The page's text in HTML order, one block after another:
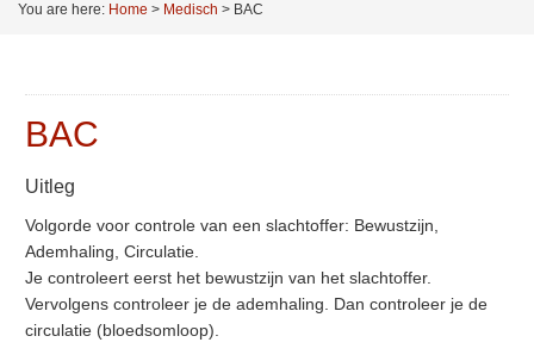
You are here: Home > Medisch > BAC
BAC
Uitleg
Volgorde voor controle van een slachtoffer: Bewustzijn,
Ademhaling, Circulatie.
Je controleert eerst het bewustzijn van het slachtoffer.
Vervolgens controleer je de ademhaling. Dan controleer je de
circulatie (bloedsomloop).